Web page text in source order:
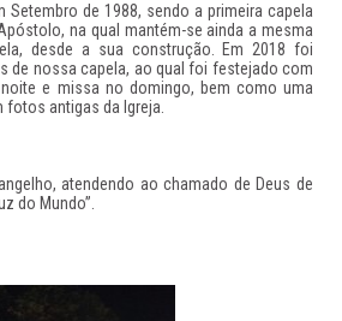
Setembro de 1988, sendo a primeira capela
na qual mantém-se ainda a mesma
desde a sua construção. Em 2018 foi
de nossa capela, ao qual foi festejado com
e missa no domingo, bem como uma
antigas da Igreja.
atendendo ao chamado de Deus de
do Mundo”.